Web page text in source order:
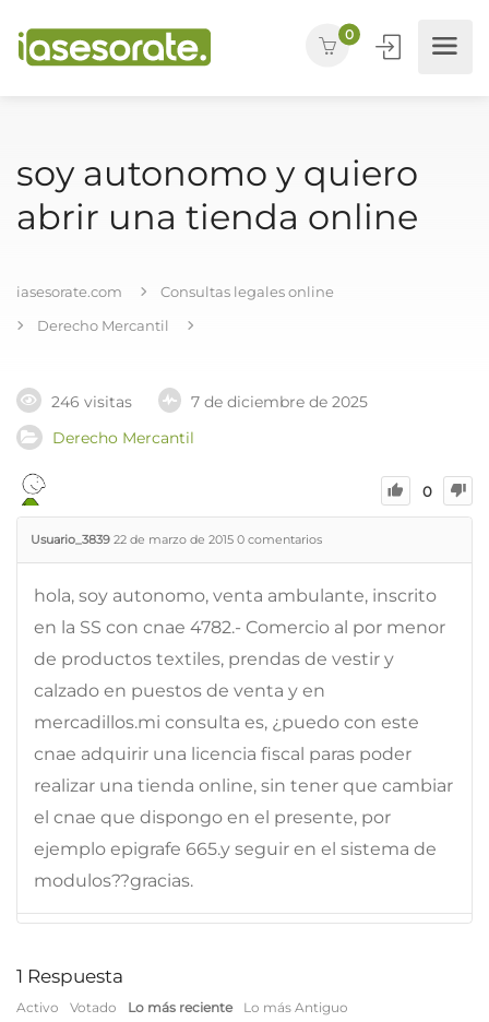
0
soy autonomo y quiero
abrir una tienda online
iasesorate.com
Consultas legales online
Derecho Mercantil
246 visitas
7 de diciembre de 2025
Derecho Mercantil
0
Usuario_3839 22 de marzo de 2015 0 comentarios
hola, soy autonomo, venta ambulante, inscrito
en la SS con cnae 4782.- Comercio al por menor
de productos textiles, prendas de vestir y
calzado en puestos de venta y en
mercadillos.mi consulta es, ¿puedo con este
cnae adquirir una licencia fiscal paras poder
realizar una tienda online, sin tener que cambiar
el cnae que dispongo en el presente, por
ejemplo epigrafe 665.y seguir en el sistema de
modulos??gracias.
1 Respuesta
Activo Votado Lo más reciente Lo más Antiguo